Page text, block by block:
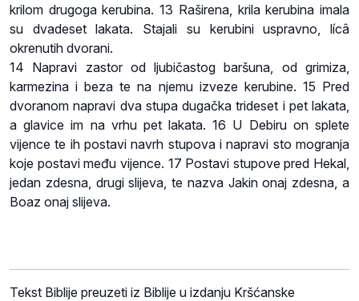
krilom drugoga kerubina. 13 Raširena, krila kerubina imala
su dvadeset lakata. Stajali su kerubini uspravno, lícâ
okrenutih dvorani.
14 Napravi zastor od ljubičastog baršuna, od grimiza,
karmezina i beza te na njemu izveze kerubine. 15 Pred
dvoranom napravi dva stupa dugačka trideset i pet lakata,
a glavice im na vrhu pet lakata. 16 U Debiru on splete
vijence te ih postavi navrh stupova i napravi sto mogranja
koje postavi među vijence. 17 Postavi stupove pred Hekal,
jedan zdesna, drugi slijeva, te nazva Jakin onaj zdesna, a
Boaz onaj slijeva.
Tekst Biblije preuzeti iz Biblije u izdanju Kršćanske